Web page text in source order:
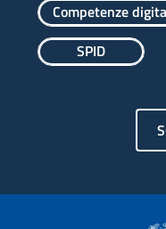
Competenze
SPID